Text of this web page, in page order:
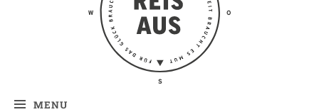
MENU